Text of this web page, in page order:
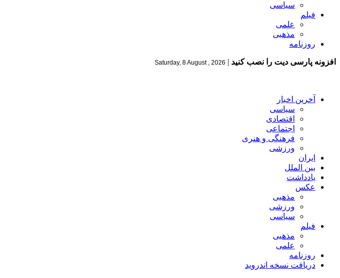
سیاسی
فیلم
علمی
مذهبی
روزنامه
افزونه پارسی دیت را نصب کنید |
Saturday, 8 August , 2026
آخرین اخبار
سیاسی
اقتصادی
اجتماعی
فرهنگی و هنری
ورزشی
ایران
بین الملل
یادداشت
عکس
مذهبی
ورزشی
سیاسی
فیلم
مذهبی
علمی
روزنامه
دریافت نسخه اندروید